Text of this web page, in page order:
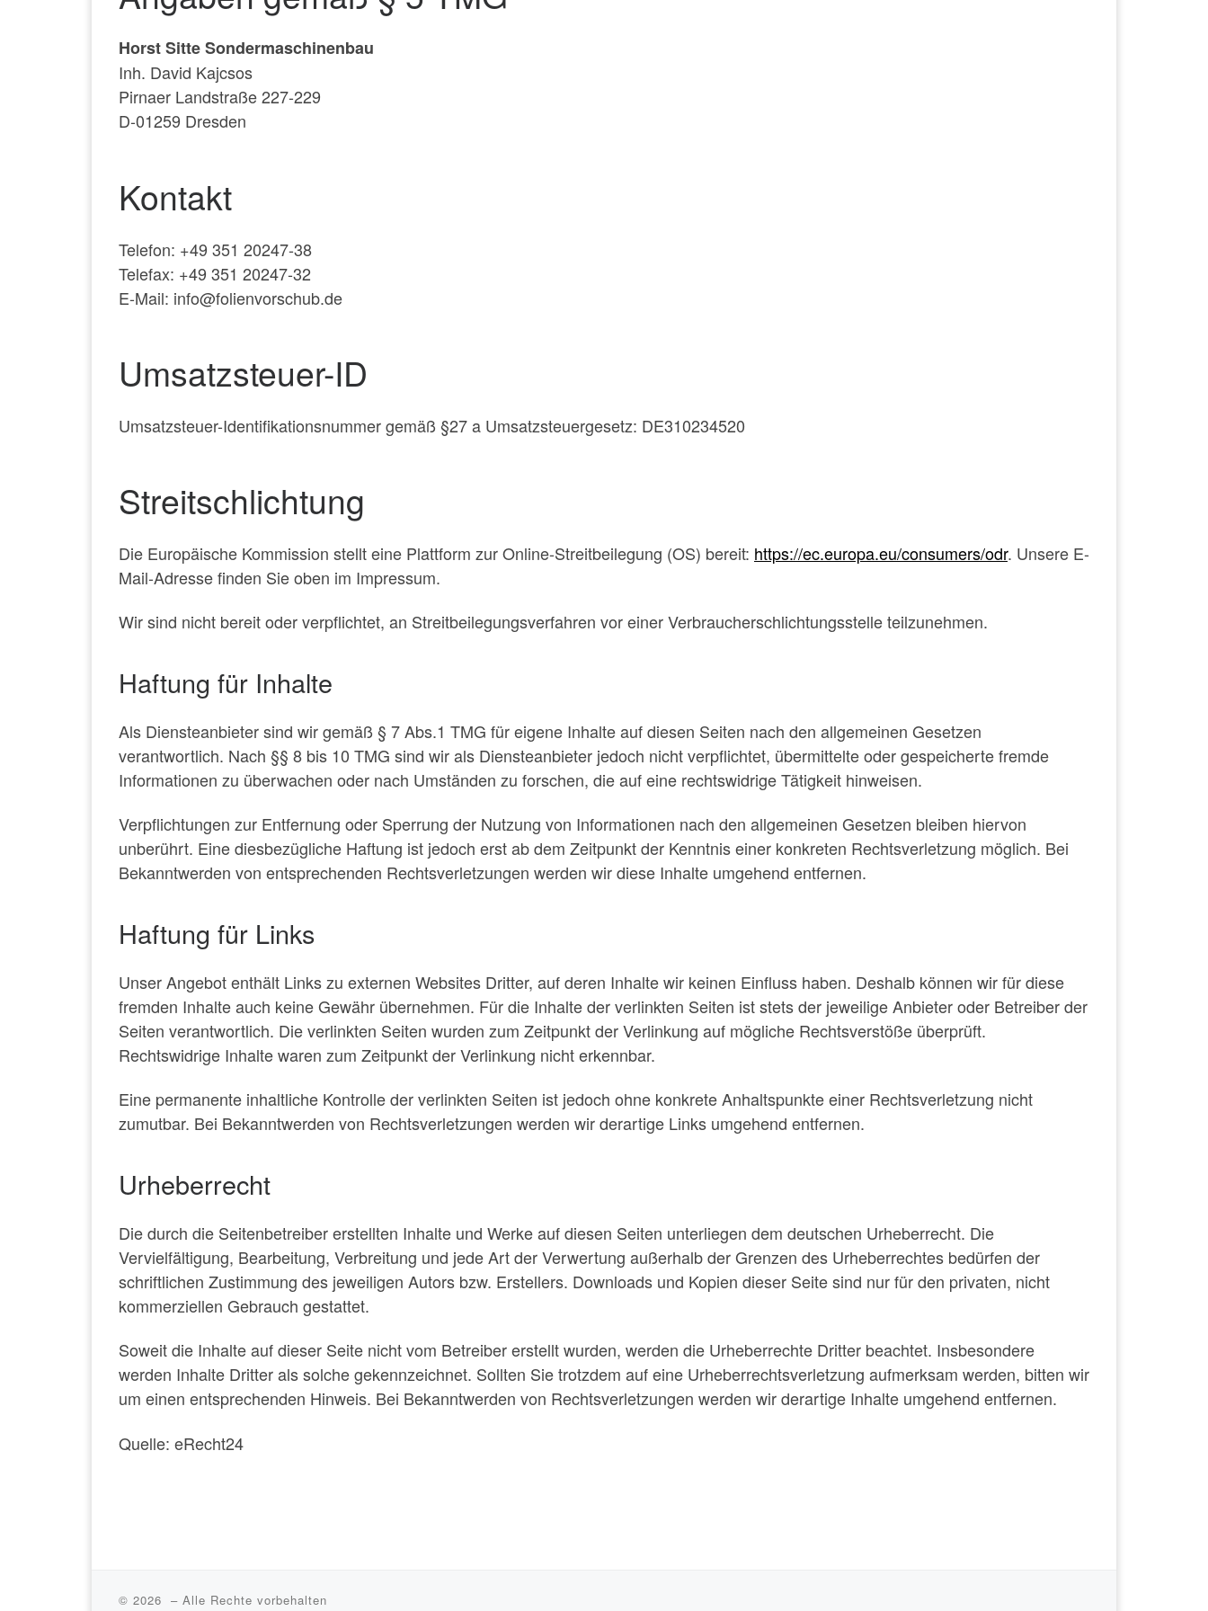
Horst Sitte Sondermaschinenbau
Inh. David Kajcsos
Pirnaer Landstraße 227-229
D-01259 Dresden
Kontakt
Telefon: +49 351 20247-38
Telefax: +49 351 20247-32
E-Mail: info@folienvorschub.de
Umsatzsteuer-ID
Umsatzsteuer-Identifikationsnummer gemäß §27 a Umsatzsteuergesetz: DE310234520
Streitschlichtung
Die Europäische Kommission stellt eine Plattform zur Online-Streitbeilegung (OS) bereit: https://ec.europa.eu/consumers/odr. Unsere E-
Mail-Adresse finden Sie oben im Impressum.
Wir sind nicht bereit oder verpflichtet, an Streitbeilegungsverfahren vor einer Verbraucherschlichtungsstelle teilzunehmen.
Haftung für Inhalte
Als Diensteanbieter sind wir gemäß § 7 Abs.1 TMG für eigene Inhalte auf diesen Seiten nach den allgemeinen Gesetzen
verantwortlich. Nach §§ 8 bis 10 TMG sind wir als Diensteanbieter jedoch nicht verpflichtet, übermittelte oder gespeicherte fremde
Informationen zu überwachen oder nach Umständen zu forschen, die auf eine rechtswidrige Tätigkeit hinweisen.
Verpflichtungen zur Entfernung oder Sperrung der Nutzung von Informationen nach den allgemeinen Gesetzen bleiben hiervon
unberührt. Eine diesbezügliche Haftung ist jedoch erst ab dem Zeitpunkt der Kenntnis einer konkreten Rechtsverletzung möglich. Bei
Bekanntwerden von entsprechenden Rechtsverletzungen werden wir diese Inhalte umgehend entfernen.
Haftung für Links
Unser Angebot enthält Links zu externen Websites Dritter, auf deren Inhalte wir keinen Einfluss haben. Deshalb können wir für diese
fremden Inhalte auch keine Gewähr übernehmen. Für die Inhalte der verlinkten Seiten ist stets der jeweilige Anbieter oder Betreiber der
Seiten verantwortlich. Die verlinkten Seiten wurden zum Zeitpunkt der Verlinkung auf mögliche Rechtsverstöße überprüft.
Rechtswidrige Inhalte waren zum Zeitpunkt der Verlinkung nicht erkennbar.
Eine permanente inhaltliche Kontrolle der verlinkten Seiten ist jedoch ohne konkrete Anhaltspunkte einer Rechtsverletzung nicht
zumutbar. Bei Bekanntwerden von Rechtsverletzungen werden wir derartige Links umgehend entfernen.
Urheberrecht
Die durch die Seitenbetreiber erstellten Inhalte und Werke auf diesen Seiten unterliegen dem deutschen Urheberrecht. Die
Vervielfältigung, Bearbeitung, Verbreitung und jede Art der Verwertung außerhalb der Grenzen des Urheberrechtes bedürfen der
schriftlichen Zustimmung des jeweiligen Autors bzw. Erstellers. Downloads und Kopien dieser Seite sind nur für den privaten, nicht
kommerziellen Gebrauch gestattet.
Soweit die Inhalte auf dieser Seite nicht vom Betreiber erstellt wurden, werden die Urheberrechte Dritter beachtet. Insbesondere
werden Inhalte Dritter als solche gekennzeichnet. Sollten Sie trotzdem auf eine Urheberrechtsverletzung aufmerksam werden, bitten wir
um einen entsprechenden Hinweis. Bei Bekanntwerden von Rechtsverletzungen werden wir derartige Inhalte umgehend entfernen.
Quelle: eRecht24
© 2026 – Alle Rechte vorbehalten